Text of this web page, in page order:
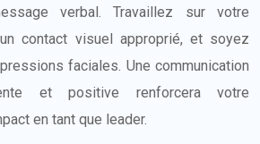
verbal. Travaillez sur votre
contact visuel approprié, et soyez
faciales. Une communication
et positive renforcera votre
en tant que leader.